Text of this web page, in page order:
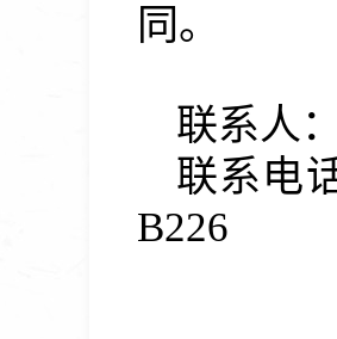
同。
联系人
联系电
B226